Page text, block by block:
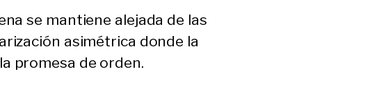
se mantiene alejada de las
asimétrica donde la
promesa de orden.